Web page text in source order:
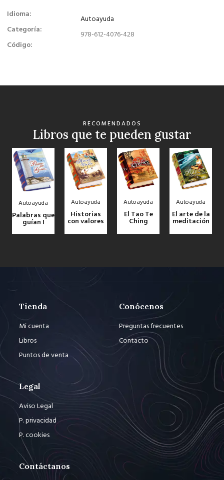
Idioma:
Categoría:
Código:
Autoayuda
978-612-4076-428
RECOMENDADOS
Libros que te pueden gustar
Autoayuda
Palabras que
guían I
Autoayuda
Historias
con valores
Autoayuda
El Tao Te
Ching
Autoayuda
El arte de la
meditación
Tienda
Mi cuenta
Libros
Puntos de venta
Conócenos
Preguntas frecuentes
Contacto
Legal
Aviso Legal
P. privacidad
P. cookies
Contáctanos